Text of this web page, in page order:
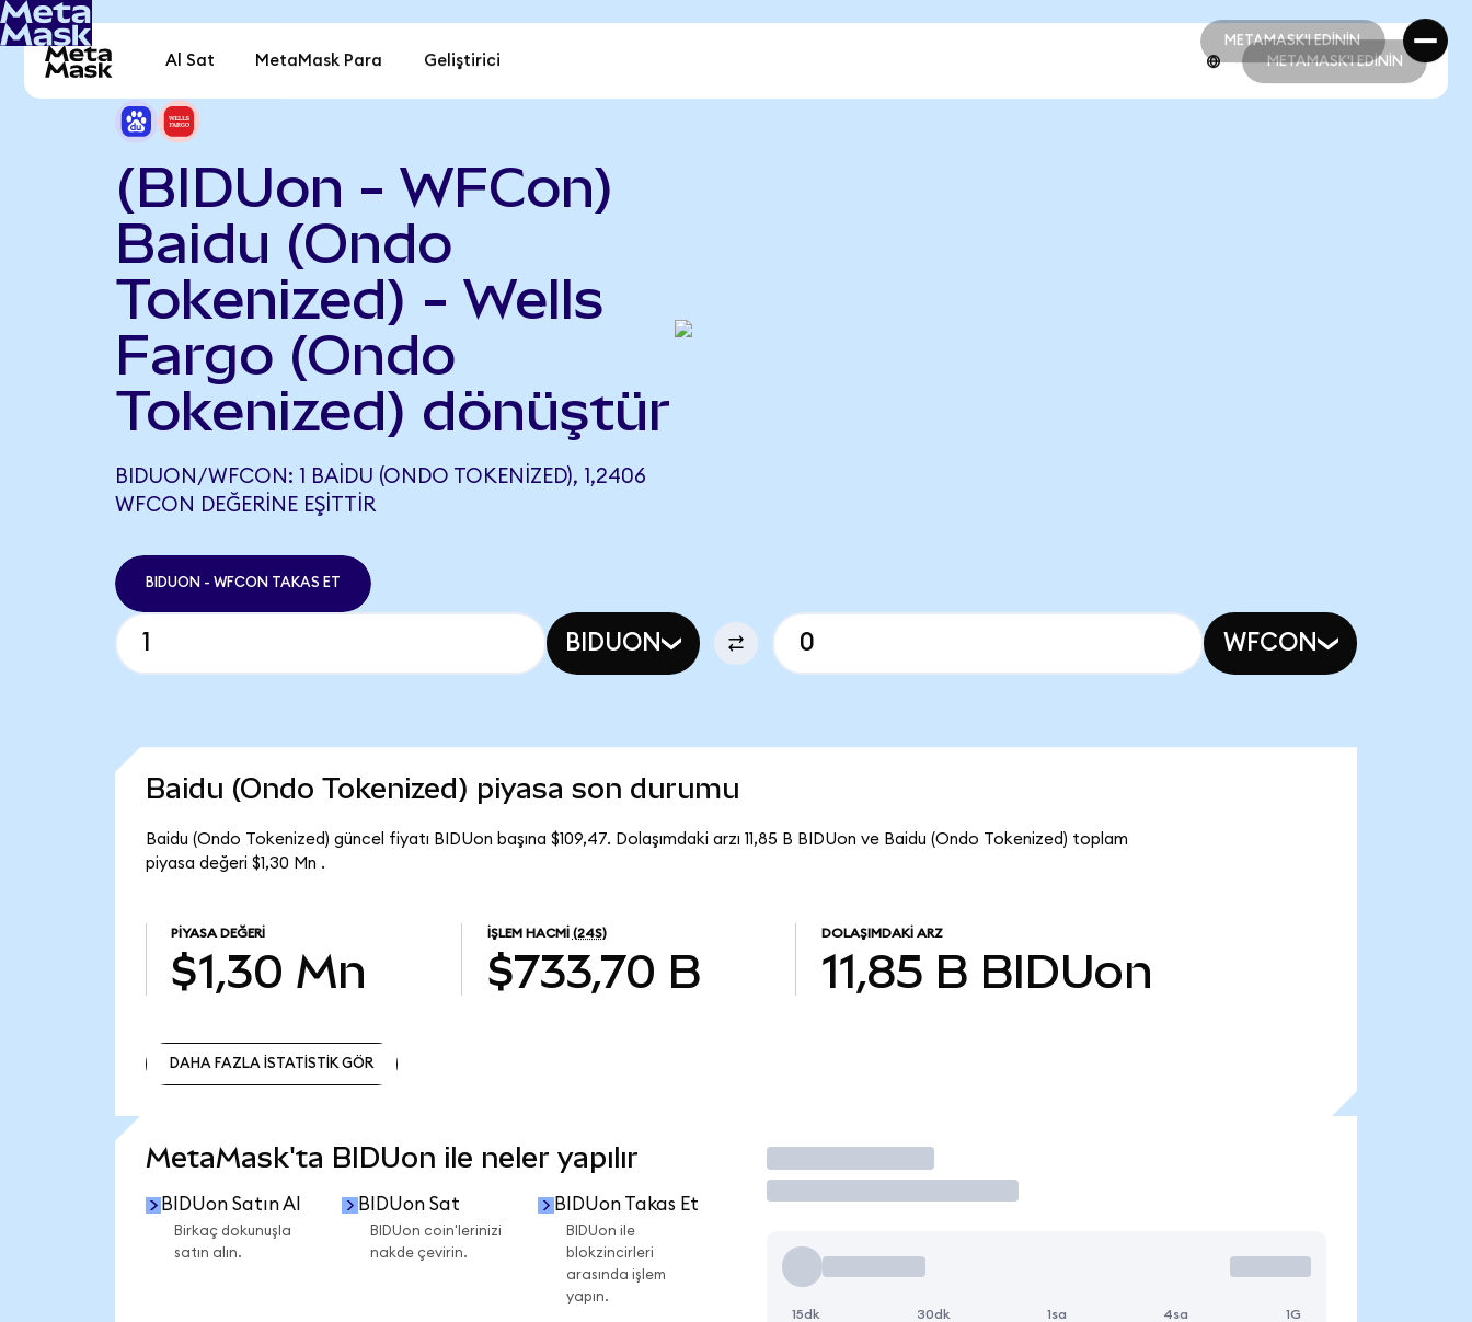
METAMASK'I EDİNİN
METAMASK'I EDİNİN
Al Sat MetaMask Para Geliştirici METAMASK'I EDİNİN
(BIDUon - WFCon)
Baidu (Ondo
Tokenized) - Wells
Fargo (Ondo
Tokenized) dönüştür
BIDUON/WFCON: 1 BAIDU (ONDO TOKENIZED), 1,2406
WFCON DEĞERINE EŞITTIR
BIDUON - WFCON TAKAS ET
BIDUON WFCON
Baidu (Ondo Tokenized) piyasa son durumu
Baidu (Ondo Tokenized) güncel fiyatı BIDUon başına $109,47. Dolaşımdaki arzı 11,85 B BIDUon ve Baidu (Ondo Tokenized) toplam
piyasa değeri $1,30 Mn .
PIYASA DEĞERI
$1,30 Mn
İŞLEM HACMI (24S)
$733,70 B
DOLAŞIMDAKI ARZ
11,85 B BIDUon
DAHA FAZLA İSTATİSTİK GÖR
MetaMask'ta BIDUon ile neler yapılır
BIDUon Satın Al
Birkaç dokunuşla
satın alın.
BIDUon Sat
BIDUon coin'lerinizi
nakde çevirin.
BIDUon Takas Et
BIDUon ile
blokzincirleri
arasında işlem
yapın.
İşlem Yap
15dk 30dk 1sa 4sa 1G